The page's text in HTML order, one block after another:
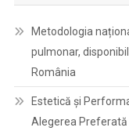
Metodologia
pulmonar,
România
Estetică și
Alegerea